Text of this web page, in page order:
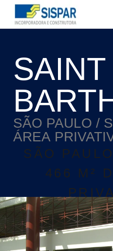
SAINT
SÃO PAULO /
ÁREA
SÃO
466 M²